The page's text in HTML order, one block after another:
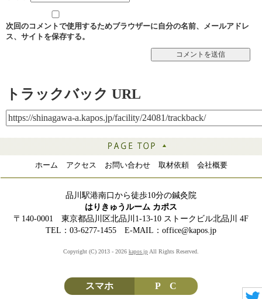
次回のコメントで使用するためブラウザーに自分の名前、メールアドレ
ス、サイトを保存する。
トラックバック URL
ホーム アクセス お問い合わせ 取材依頼 会社概要
品川駅港南口から徒歩10分の鍼灸院
はりきゅうルーム カポス
〒140-0001 東京都品川区北品川1-13-10 ストークビル北品川 4F
TEL：03-6277-1455 E-MAIL：office@kapos.jp
Copyright (C) 2013 - 2026 kapos.jp All Rights Reserved.
スマホ P C